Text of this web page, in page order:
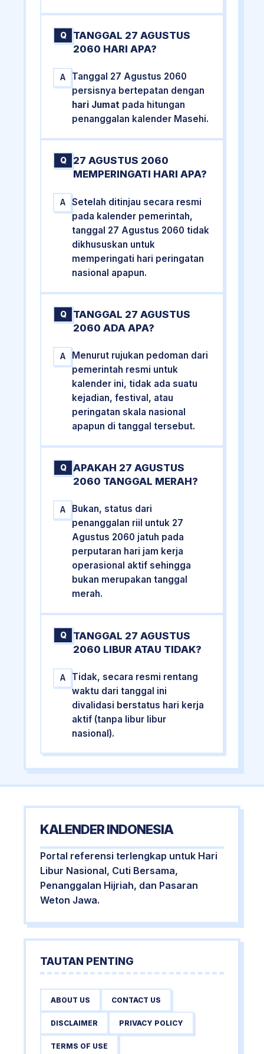
Q
TANGGAL 27 AGUSTUS
2060 HARI APA?
A
Tanggal 27 Agustus 2060
persisnya bertepatan dengan
hari Jumat pada hitungan
penanggalan kalender Masehi.
Q
27 AGUSTUS 2060
MEMPERINGATI HARI APA?
A
Setelah ditinjau secara resmi
pada kalender pemerintah,
tanggal 27 Agustus 2060 tidak
dikhususkan untuk
memperingati hari peringatan
nasional apapun.
Q
TANGGAL 27 AGUSTUS
2060 ADA APA?
A
Menurut rujukan pedoman dari
pemerintah resmi untuk
kalender ini, tidak ada suatu
kejadian, festival, atau
peringatan skala nasional
apapun di tanggal tersebut.
Q
APAKAH 27 AGUSTUS
2060 TANGGAL MERAH?
A
Bukan, status dari
penanggalan riil untuk 27
Agustus 2060 jatuh pada
perputaran hari jam kerja
operasional aktif sehingga
bukan merupakan tanggal
merah.
Q
TANGGAL 27 AGUSTUS
2060 LIBUR ATAU TIDAK?
A
Tidak, secara resmi rentang
waktu dari tanggal ini
divalidasi berstatus hari kerja
aktif (tanpa libur libur
nasional).
KALENDER INDONESIA
Portal referensi terlengkap untuk Hari
Libur Nasional, Cuti Bersama,
Penanggalan Hijriah, dan Pasaran
Weton Jawa.
TAUTAN PENTING
ABOUT US CONTACT US
DISCLAIMER PRIVACY POLICY
TERMS OF USE